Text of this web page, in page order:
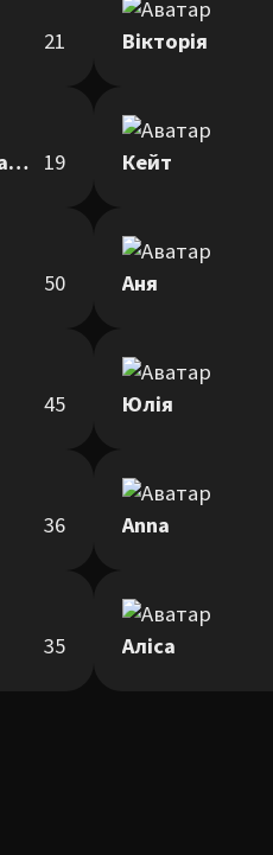
21 Вікторія
гідроксид кальцію 19 Кейт
50 Аня
45 Юлія
36 Anna
35 Аліса